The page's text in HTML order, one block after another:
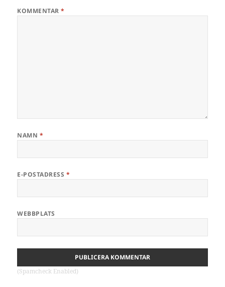
KOMMENTAR*
NAMN *
E-POSTADRESS *
WEBBPLATS
(Spamcheck Enabled)